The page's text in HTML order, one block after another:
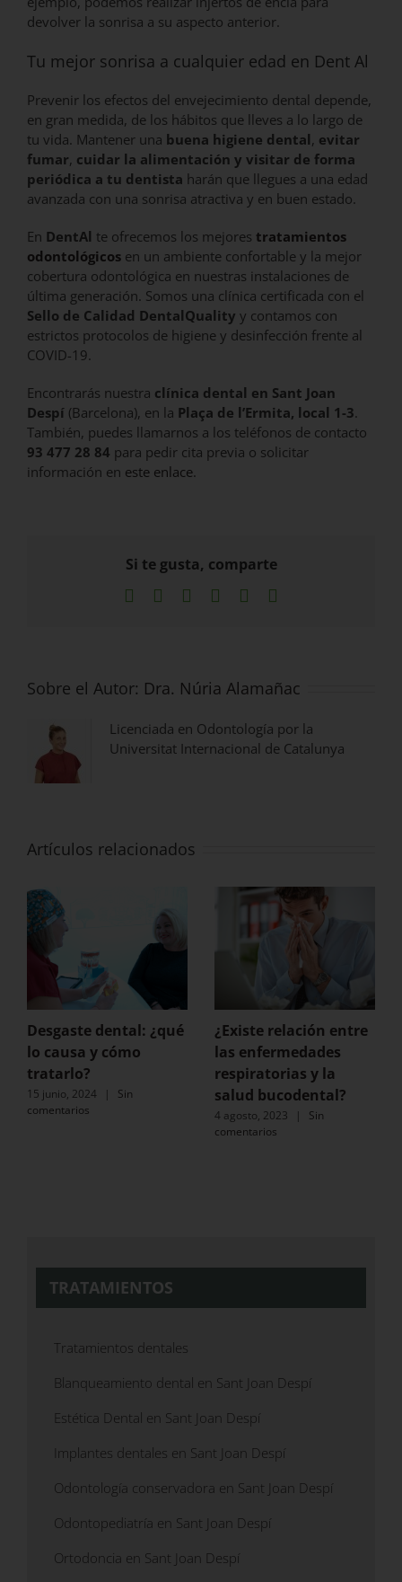
devolver la sonrisa a su aspecto anterior.
Tu mejor sonrisa a cualquier edad en Dent Al
Prevenir los efectos del envejecimiento dental depende,
en gran medida, de los hábitos que lleves a lo largo de
tu vida. Mantener una buena higiene dental, evitar
fumar, cuidar la alimentación y visitar de forma
periódica a tu dentista harán que llegues a una edad
avanzada con una sonrisa atractiva y en buen estado.
En DentAl te ofrecemos los mejores tratamientos
odontológicos en un ambiente confortable y la mejor
cobertura odontológica en nuestras instalaciones de
última generación. Somos una clínica certificada con el
Sello de Calidad DentalQuality y contamos con
estrictos protocolos de higiene y desinfección frente al
COVID-19.
Encontrarás nuestra clínica dental en Sant Joan
Despí (Barcelona), en la Plaça de l’Ermita, local 1-3.
También, puedes llamarnos a los teléfonos de contacto
93 477 28 84 para pedir cita previa o solicitar
información en este enlace.
Si te gusta, comparte
Facebook LinkedInWhatsApp
Pinterest
Sobre el Autor: Dra. Núria Alamañac
Licenciada en Odontología por la
Universitat Internacional de Catalunya
Artículos relacionados
Desgaste dental: ¿qué
lo causa y cómo
tratarlo?
15 junio, 2024 |
Sin
comentarios
¿Existe relación entre
las enfermedades
respiratorias y la
salud bucodental?
4 agosto, 2023 |
Sin
comentarios
TRATAMIENTOS
Tratamientos dentales
Blanqueamiento dental en Sant Joan Despí
Estética Dental en Sant Joan Despí
Implantes dentales en Sant Joan Despí
Odontología conservadora en Sant Joan Despí
Odontopediatría en Sant Joan Despí
Ortodoncia en Sant Joan Despí